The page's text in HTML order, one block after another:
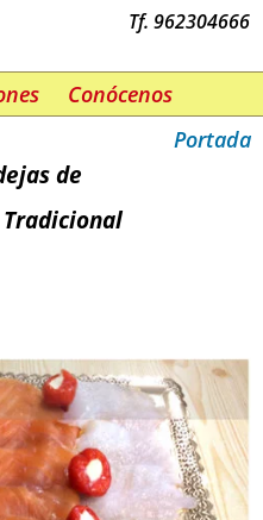
Tf. 962304666
Conócenos
Portada
de